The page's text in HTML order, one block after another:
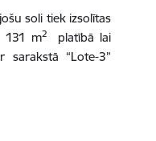
soli tiek izsolītas
131 m2platībā lai
sarakstā “Lote-3”